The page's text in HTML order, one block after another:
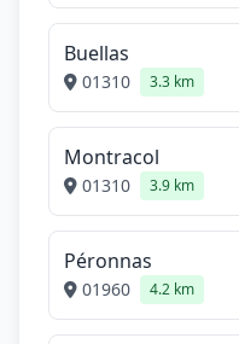
Buellas
01310 3.3 km
Montracol
01310 3.9 km
Péronnas
01960 4.2 km